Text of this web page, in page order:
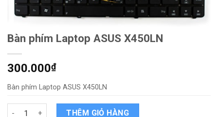
Bàn phím Laptop ASUS X450LN
300.000₫
Bàn phím Laptop ASUS X450LN
Bàn phím Laptop ASUS X450LN quantity
THÊM GIỎ HÀNG